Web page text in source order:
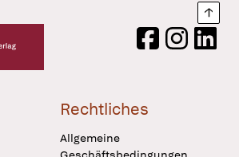
Verlag Logo
FacebookInstagram
Rechtliches
Allgemeine